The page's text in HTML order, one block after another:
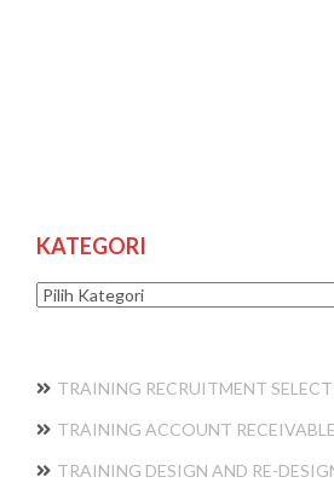
KATEGORI
Kategori
TRAINING RECRUITMENT
TRAINING ACCOUNT
TRAINING DESIGN AND RE-